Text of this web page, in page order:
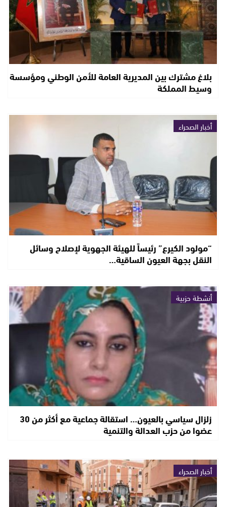
بلاغ مشترك بين المديرية العامة للأمن الوطني ومؤسسة
وسيط المملكة
أخبار الصحراء
“مولود الكيرع” رئيساً للهيئة الجهوية لإصلاح وسائل
النقل بجهة العيون الساقية…
أنشطة حزبية
زلزال سياسي بالعيون… استقالة جماعية مع أكثر من 30
عضوا من حزب العدالة والتنمية
أخبار الصحراء